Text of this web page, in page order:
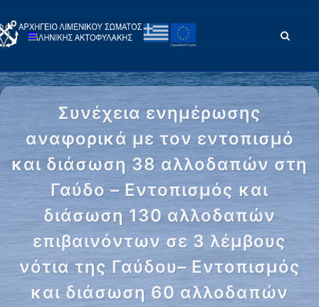
Συνέχεια ενημέρωσης
αναφορικά με τον εντοπισμό
και διάσωση 38 αλλοδαπών στη
Γαύδο – Εντοπισμός και
διάσωση 130 αλλοδαπών
επιβαινόντων σε 3 λέμβους
νότια της Γαύδου– Εντοπισμός
και διάσωση 60 αλλοδαπών